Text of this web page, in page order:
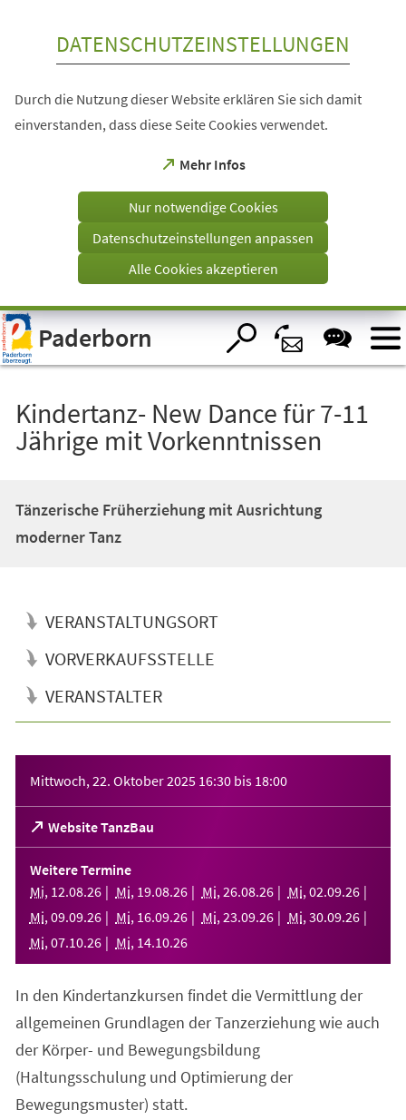
Visuelle
Assistenzsoftware
öffnen.
DATENSCHUTZEINSTELLUNGEN
Durch die Nutzung dieser Website erklären Sie sich damit
einverstanden, dass diese Seite Cookies verwendet.
Mehr Infos
(Öffnet
einem
Tab)
Nur notwendige Cookies
Datenschutzeinstellungen anpassen
Alle Cookies akzeptieren
Paderborn
Kindertanz- New Dance für 7-11
Jährige mit Vorkenntnissen
Tänzerische Früherziehung mit Ausrichtung
moderner Tanz
VERANSTALTUNGSORT
VORVERKAUFSSTELLE
VERANSTALTER
Mittwoch, 22. Oktober 2025 16:30 bis 18:00
Website TanzBau
(Öffnet
in
einem
neuen
Tab)
Weitere Termine
Mi, 12.08.26 Mi, 19.08.26 Mi, 26.08.26 Mi, 02.09.26
Mi, 09.09.26 Mi, 16.09.26 Mi, 23.09.26 Mi, 30.09.26
Mi, 07.10.26 Mi, 14.10.26
In den Kindertanzkursen findet die Vermittlung der
allgemeinen Grundlagen der Tanzerziehung wie auch
der Körper- und Bewegungsbildung
(Haltungsschulung und Optimierung der
Bewegungsmuster) statt.